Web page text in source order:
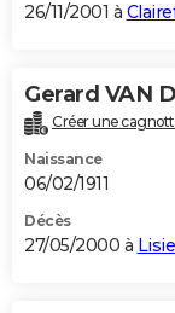
26/11/2001 à
Gerard VAN
Créer une
Naissance
06/02/1911
Décès
27/05/2000 à